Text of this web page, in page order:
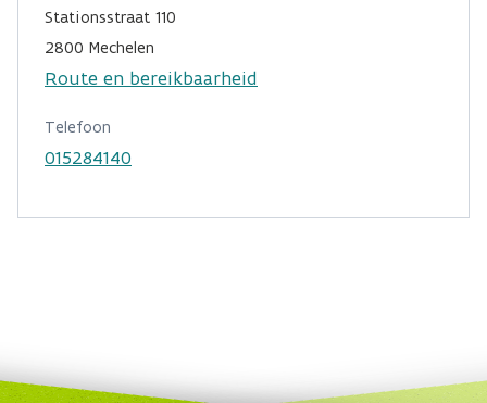
Stationsstraat 110
2800 Mechelen
Route en bereikbaarheid
Telefoon
015284140